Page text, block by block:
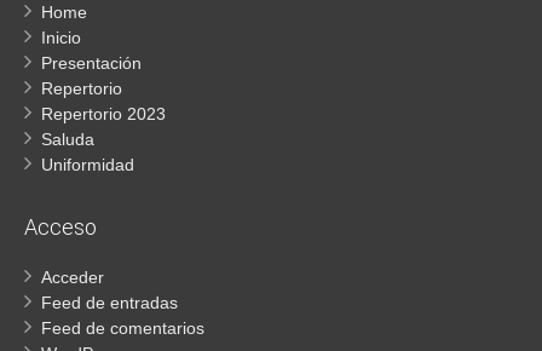
Home
Inicio
Presentación
Repertorio
Repertorio 2023
Saluda
Uniformidad
Acceso
Acceder
Feed de entradas
Feed de comentarios